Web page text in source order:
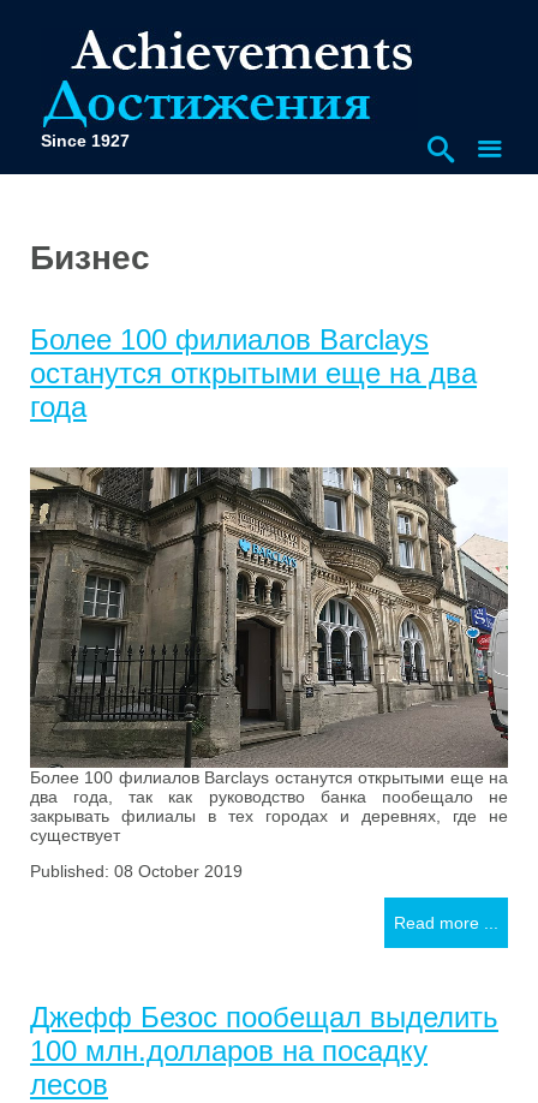
Since 1927
Бизнес
Более 100 филиалов Barclays
останутся открытыми еще на два
года
Более 100 филиалов Barclays останутся открытыми еще на
два года, так как руководство банка пообещало не
закрывать филиалы в тех городах и деревнях, где не
существует
Published: 08 October 2019
Read more ...
Джефф Безос пообещал выделить
100 млн.долларов на посадку
лесов